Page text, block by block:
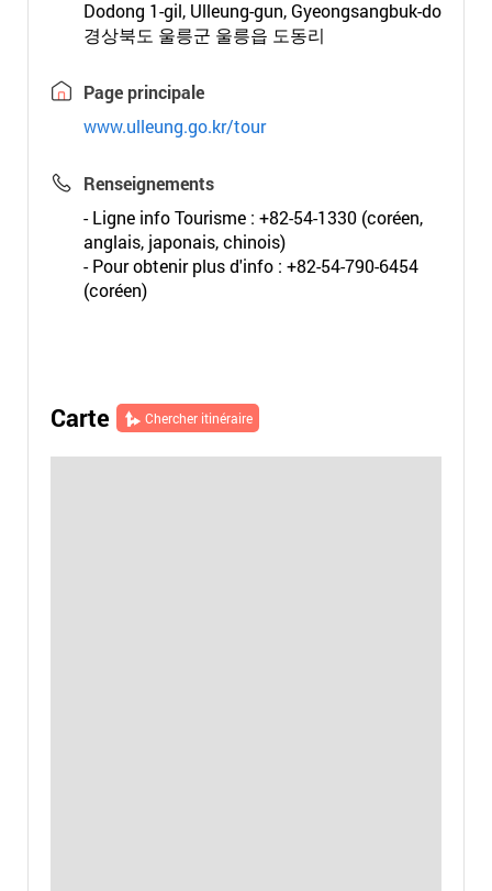
Dodong 1-gil, Ulleung-gun, Gyeongsangbuk-do
경상북도 울릉군 울릉읍 도동리
Page principale
www.ulleung.go.kr/tour
Renseignements
- Ligne info Tourisme : +82-54-1330 (coréen,
anglais, japonais, chinois)
- Pour obtenir plus d'info : +82-54-790-6454
(coréen)
Carte Chercher itinéraire